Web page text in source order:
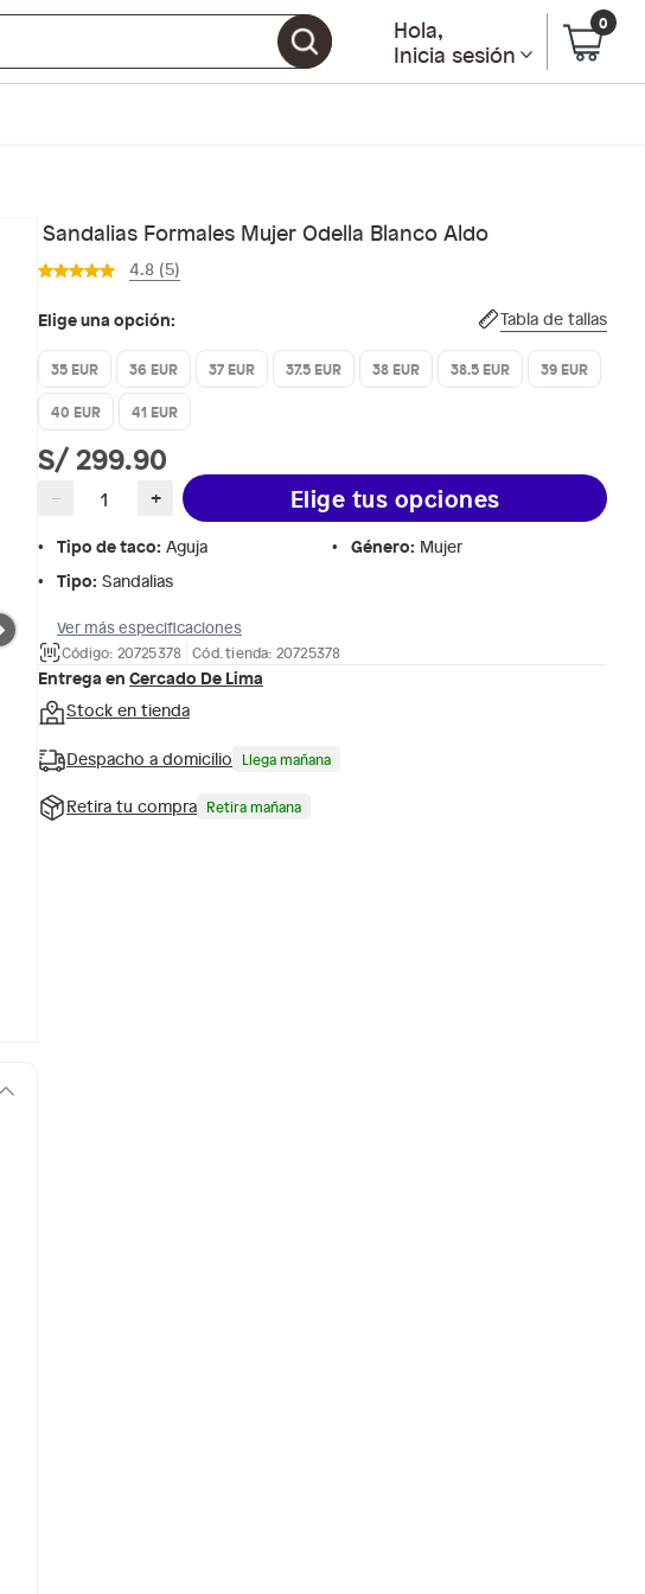
Hola,
Inicia sesión
0
Sandalias Formales Mujer Odella Blanco Aldo
4.8 (5)
Elige una opción: Tabla de tallas
35 EUR 36 EUR 37 EUR 37.5 EUR 38 EUR 38.5 EUR
39 EUR
40 EUR
41 EUR
S/ 299.90
− + Elige tus opciones
Tipo de taco: Aguja Género: Mujer
Tipo: Sandalias
Ver más especificaciones
Código: 20725378 Cód. tienda: 20725378
Entrega en Cercado De Lima
Stock en tienda
Despacho a domicilio Llega mañana
Retira tu compra Retira mañana